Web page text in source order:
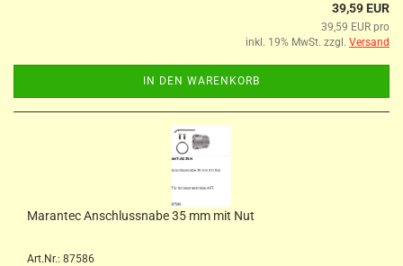
39,59 EUR
39,59 EUR pro
inkl. 19% MwSt. zzgl. Versand
IN DEN WARENKORB
Marantec Anschlussnabe 35 mm mit Nut
Art.Nr.: 87586